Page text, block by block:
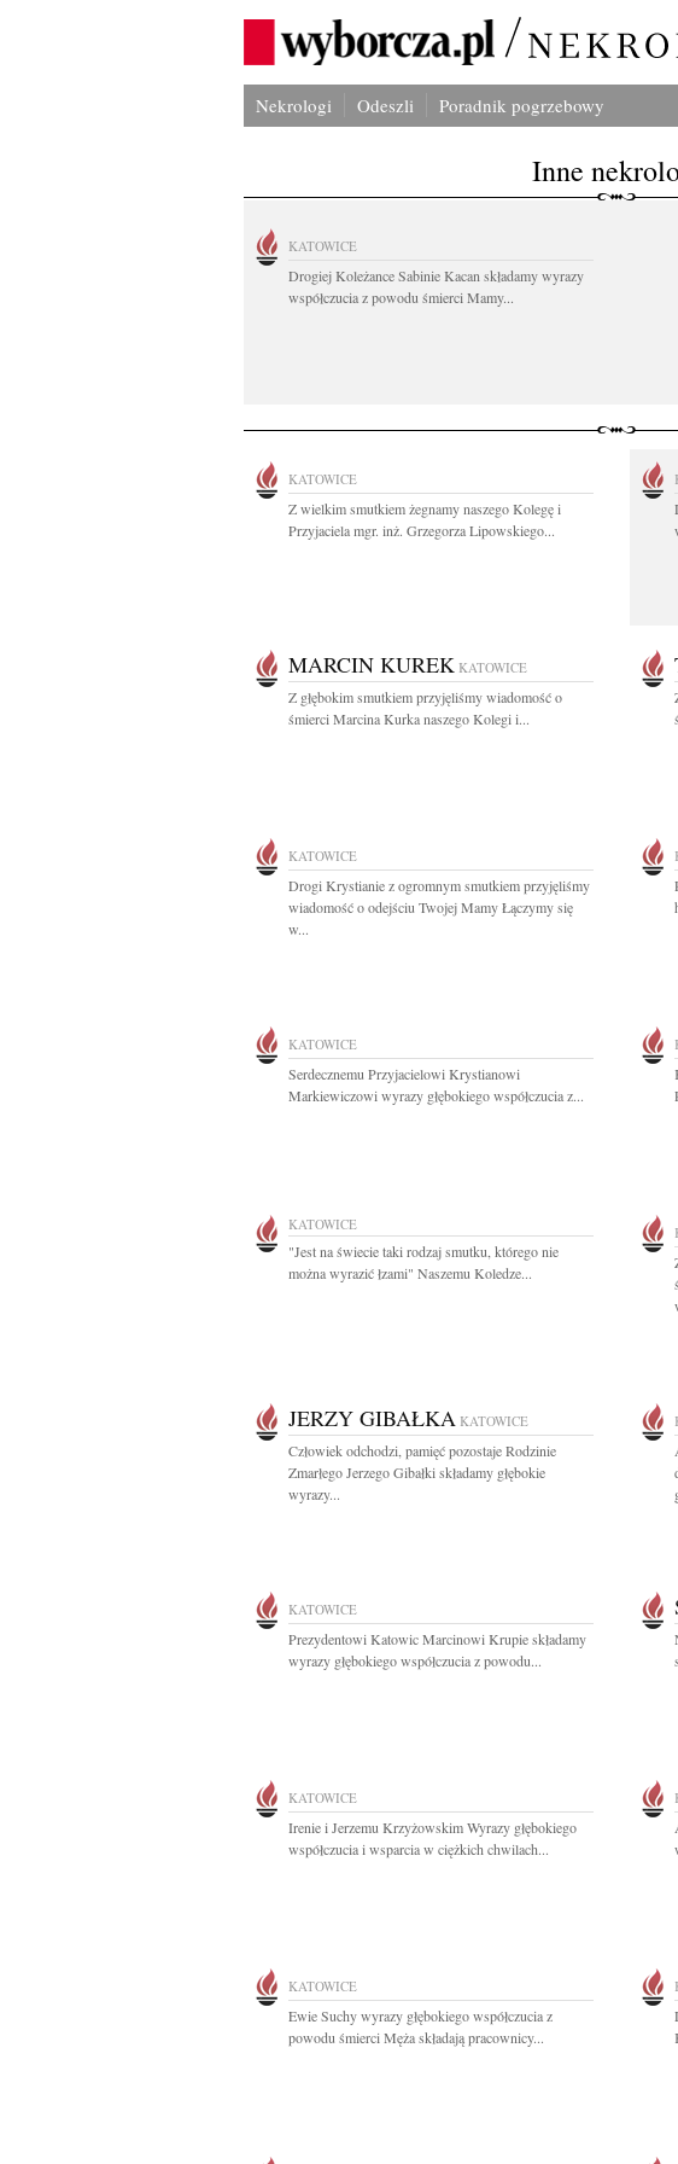
Nekrologi Odeszli Poradnik pogrzebowy
Inne
KATOWICE
Drogiej Koleżance Sabinie Kacan składamy wyrazy
współczucia z powodu śmierci Mamy...
KATOWICE
Z wielkim smutkiem żegnamy naszego Kolegę i
Przyjaciela mgr. inż. Grzegorza Lipowskiego...
MARCIN KUREK KATOWICE
Z głębokim smutkiem przyjęliśmy wiadomość o
śmierci Marcina Kurka naszego Kolegi i...
KATOWICE
Drogi Krystianie z ogromnym smutkiem przyjęliśmy
wiadomość o odejściu Twojej Mamy Łączymy się
w...
KATOWICE
Serdecznemu Przyjacielowi Krystianowi
Markiewiczowi wyrazy głębokiego współczucia z...
KATOWICE
"Jest na świecie taki rodzaj smutku, którego nie
można wyrazić łzami" Naszemu Koledze...
JERZY GIBAŁKA KATOWICE
Człowiek odchodzi, pamięć pozostaje Rodzinie
Zmarłego Jerzego Gibałki składamy głębokie
wyrazy...
KATOWICE
Prezydentowi Katowic Marcinowi Krupie składamy
wyrazy głębokiego współczucia z powodu...
KATOWICE
Irenie i Jerzemu Krzyżowskim Wyrazy głębokiego
współczucia i wsparcia w ciężkich chwilach...
KATOWICE
Ewie Suchy wyrazy głębokiego współczucia z
powodu śmierci Męża składają pracownicy...